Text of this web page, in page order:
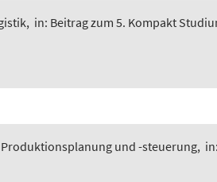
, in: Beitrag zum 5. Kompakt
und -steuerung,